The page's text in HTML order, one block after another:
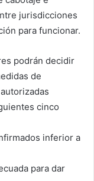
jurisdicciones
para funcionar.
podrán decidir
de
cinco
inferior a
para dar